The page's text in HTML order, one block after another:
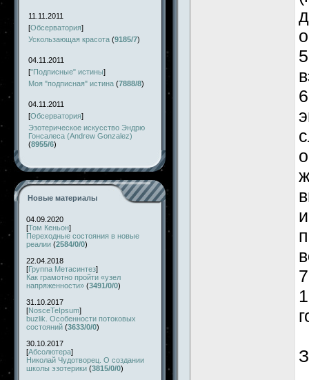
11.11.2011
[Обсерватория]
Ускользающая красота (9185/7)
04.11.2011
["Подписные" истины]
Моя "подписная" истина (7888/8)
04.11.2011
[Обсерватория]
Эзотерическое искусство Эндрю
Гонсалеса (Andrew Gonzalez)
(8955/6)
Новые материалы
04.09.2020
[Том Кеньон]
Переходные состояния в новые
реалии (2584/0/0)
22.04.2018
[Группа Метасинтез]
Как грамотно пройти «узел
напряженности» (3491/0/0)
31.10.2017
[NosceTeIpsum]
buzlik. Особенности потоковых
состояний (3633/0/0)
30.10.2017
[Абсолютера]
Николай Чудотворец. О создании
школы эзотерики (3815/0/0)